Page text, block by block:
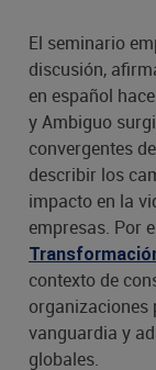
El seminario
discusión,
en español
y Ambiguo
convergentes
describir los
impacto en la
empresas. Por
contexto de
organizaciones
vanguardia y
globales.